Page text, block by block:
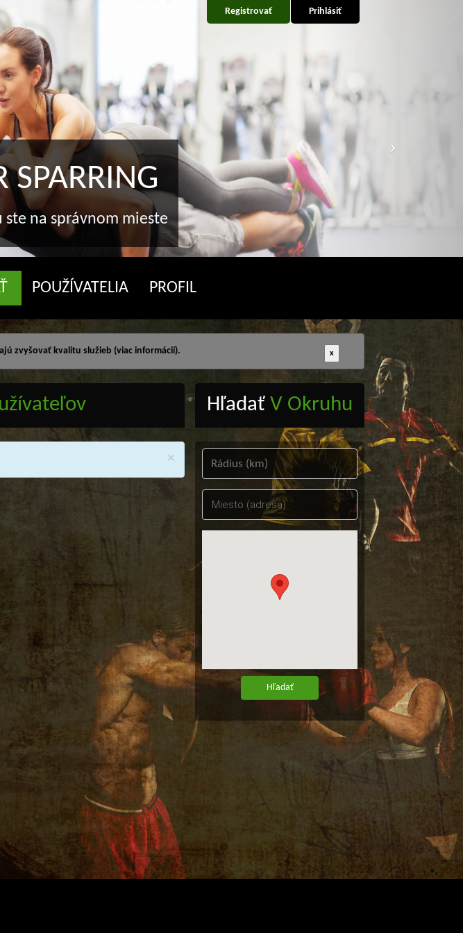
Prihlásiť
Registrovať
SPARRING
ste na správnom mieste
POUŽÍVATELIA PROFIL
x
zvyšovať kvalitu služieb (viac informácií).
×
HľadaťV Okruhu